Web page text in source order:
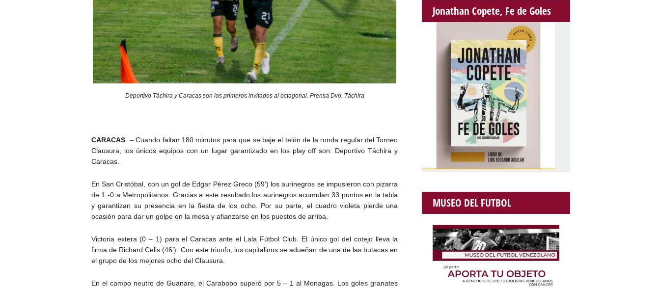
Deportivo Táchira y Caracas son los primeros invitados al octagonal. Prensa Dvo. Táchira
CARACAS – Cuando faltan 180 minutos para que se baje el telón de la ronda regular del Torneo
Clausura, los únicos equipos con un lugar garantizado en los play off son: Deportivo Táchira y
Caracas.
En San Cristóbal, con un gol de Edgar Pérez Greco (59’) los aurinegros se impusieron con pizarra
de 1 -0 a Metropolitanos. Gracias a este resultado los aurinegros acumulan 33 puntos en la tabla
y garantizan su presencia en la fiesta de los ocho. Por su parte, el cuadro violeta pierde una
ocasión para dar un golpe en la mesa y afianzarse en los puestos de arriba.
Victoria extera (0 – 1) para el Caracas ante el Lala Fútbol Club. El único gol del cotejo lleva la
firma de Richard Celis (46’). Con este triunfo, los capitalinos se adueñan de una de las butacas en
el grupo de los mejores ocho del Clausura.
En el campo neutro de Guanare, el Carabobo superó por 5 – 1 al Monagas. Los goles granates
Jonathan Copete, Fe de Goles
MUSEO DEL FUTBOL